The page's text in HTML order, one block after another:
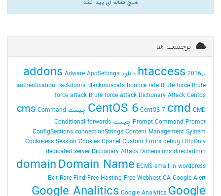
هیچ مقاله ای پیدا نشد
برچسب ها
.htaccess2016٬ دانلود addons Adware AppSettings
authentication Backdoors Blackmuscats bounce rate Brute force Brute
force attack Brute force attack Dictionary Attack Centos
CentOS 6 CentOS 7 cmd CMD چیست cms Command
Prompt Command Prompt چیست
Conditional forwards
ConfigSections connectionStrings Content Management System
Cookieless Session Cookies Cpanel Custom Errors debug HttpOnly
dedicated server Dictionary Attack Dimensions directadmin
domain Domain Name ECMS email in wordpress
Exit Rate Find Free Hosting Free Webhost GA Google Alert
Google Analitics Google Analytics Google